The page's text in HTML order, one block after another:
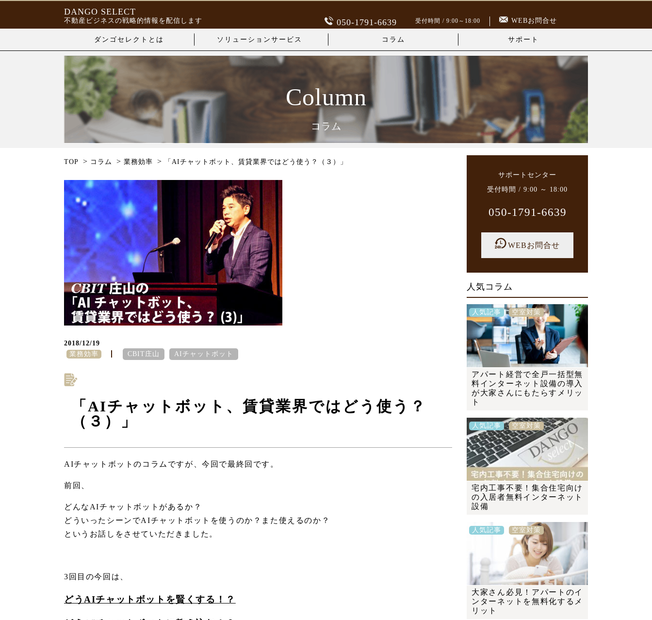
利回り改善
業務効率
集客支援
収益向上
各種相談
DANGO SELECT
不動産ビジネスの戦略的情報を配信します 050-1791-6639 受付時間 / 9:00～18:00 WEBお問合せ
ダンゴセレクトとは ソリューションサービス
空室対策
利回り改善
業務効率
集客支援
収益向上
コラム サポート
Column
コラム
TOP > コラム > 業務効率 > 「AIチャットボット、賃貸業界ではどう使う？（３）」
2018/12/19
業務効率
CBIT庄山 AIチャットボット
「AIチャットボット、賃貸業界ではどう使う？
（３）」
AIチャットボットのコラムですが、今回で最終回です。
前回、
どんなAIチャットボットがあるか？
どういったシーンでAIチャットボットを使うのか？また使えるのか？
というお話しをさせていただきました。
3回目の今回は、
どうAIチャットボットを賢くする！？
サポートセンター
受付時間 / 9:00 ～ 18:00
050-1791-6639
WEBお問合せ
人気コラム
人気記事 空室対策
アパート経営で全戸一括型無
料インターネット設備の導入
が大家さんにもたらすメリッ
ト
人気記事 空室対策
宅内工事不要！集合住宅向け
の入居者無料インターネット
設備
人気記事 空室対策
大家さん必見！アパートのイ
ンターネットを無料化するメ
リット